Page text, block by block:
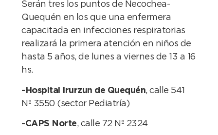
Serán tres los puntos de Necochea-
Quequén en los que una enfermera
capacitada en infecciones respiratorias
realizará la primera atención en niños de
hasta 5 años, de lunes a viernes de 13 a 16
hs.
-Hospital Irurzun de Quequén, calle 541
Nº 3550 (sector Pediatría)
-CAPS Norte, calle 72 Nº 2324